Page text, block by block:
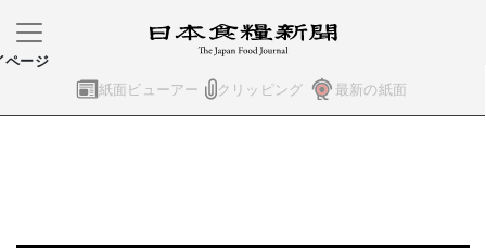
紙面ビューアー クリッピング 最新の紙面
ページ